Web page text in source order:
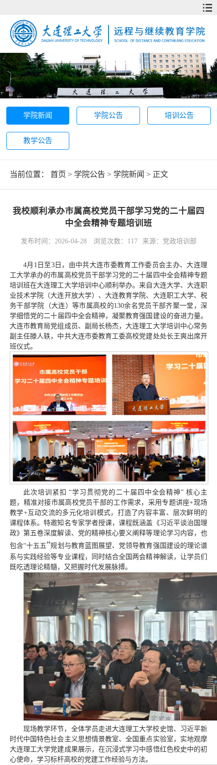
学院新闻 学院公告 培训公告
教学公告
当前位置： 首页 > 学院公告 > 学院新闻 > 正文
我校顺利承办市属高校党员干部学习党的二十届四
中全会精神专题培训班
发布时间：2026-04-28 浏览次数： 117 来源：党政培训部
4月1日至3日，由中共大连市委教育工作委员会主办、大连理
工大学承办的市属高校党员干部学习党的 二十届四中全会精神专题
培训班在大连理工大学培训中心顺利举办。来自大连大学、大连职
业技术学院（大连开放大学）、大连教育学院、大连职工大学、税
务干部学院（大连）等市属高校的130余名党员干部齐聚一堂，深
学细悟党的二十届四中全会精神，凝聚教育强国建设的奋进力量。
大连市教育局党组成员、副局长杨杰，大连理工大学培训中心常务
副主任滕人轶，中共大连市委教育工委高校党建处处长王爽出席开
班仪式。
此次培训紧扣 “学习贯彻党的二十届四中全会精神” 核心主
题，精准对接市属高校党员干部的工作需求，采用专题讲座+现场
教学+互动交流的多元化培训模式，打造了内容丰富、层次鲜明的
课程体系。特邀知名专家学者授课，课程既涵盖《习近平谈治国理
政》第五卷深度解读、党的精神核心要义阐释等理论学习内容，也
包含“十五五”规划与教育蓝图展望、党领导教育强国建设的理论谱
系与实践经验等专业课程，同时结合全国两会精神解读，让学员们
既吃透理论精髓，又把握时代发展脉搏。
现场教学环节，全体学员走进大连理工大学校史馆、习近平新
时代中国特色社会主义思想情景教室、全国重点实验室，实地观摩
大连理工大学党建成果展示，在沉浸式学习中感悟红色校史中的初
心使命，学习标杆高校的党建工作经验与方法。